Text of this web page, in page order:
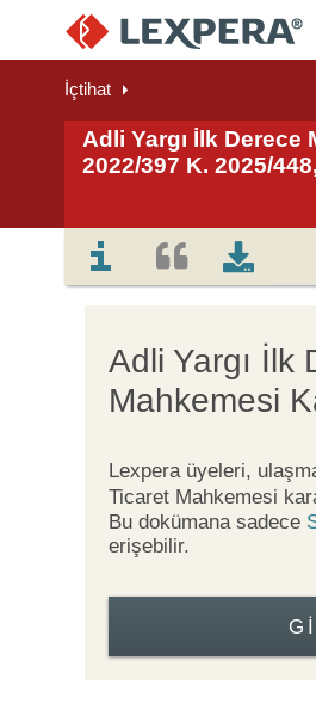
İçtihat
Adli Yargı İlk Derece
2022/397 K. 2025/
Adli Yargı İlk
Mahkemesi
Lexpera üyeleri,
Ticaret Mahkemesi
Bu dokümana sadece
erişebilir.